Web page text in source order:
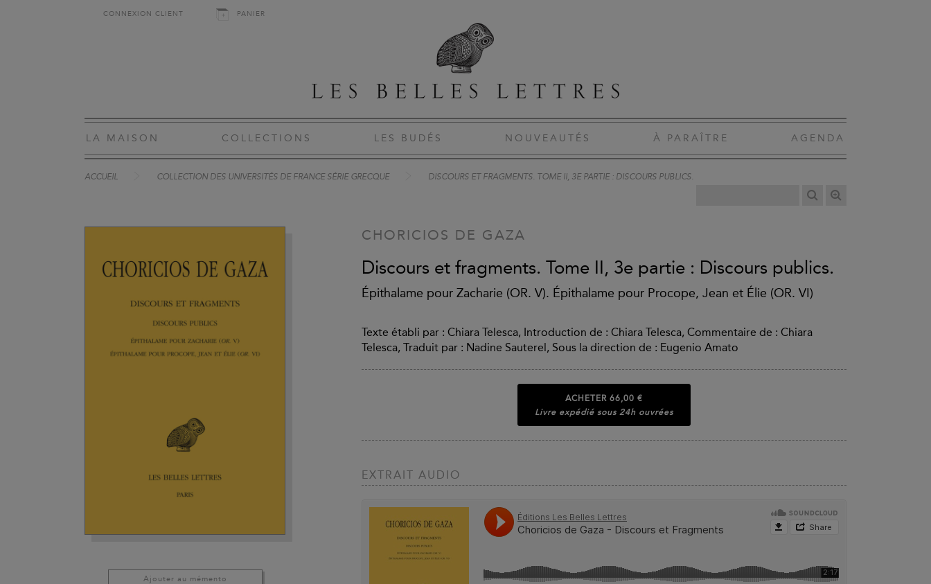
CONNEXION CLIENT PANIER
LA MAISON COLLECTIONS LES BUDÉS NOUVEAUTÉS À PARAÎTRE AGENDA
ACCUEIL COLLECTION DES UNIVERSITÉS DE FRANCE SÉRIE GRECQUE DISCOURS ET FRAGMENTS. TOME II, 3E PARTIE : DISCOURS PUBLICS.
Ajouter au mémento
CHORICIOS DE GAZA
Discours et fragments. Tome II, 3e partie : Discours publics.
Épithalame pour Zacharie (OR. V). Épithalame pour Procope, Jean et Élie (OR. VI)
Texte établi par : Chiara Telesca, Introduction de : Chiara Telesca, Commentaire de : Chiara
Telesca, Traduit par : Nadine Sauterel, Sous la direction de : Eugenio Amato
ACHETER 66,00 €
Livre expédié sous 24h ouvrées
EXTRAIT AUDIO